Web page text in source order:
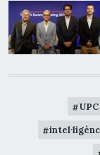
UPC